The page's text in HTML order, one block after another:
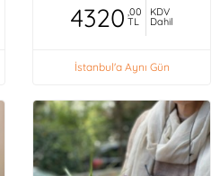
4320 ,00
TL
KDV
Dahil
İstanbul'a Aynı Gün